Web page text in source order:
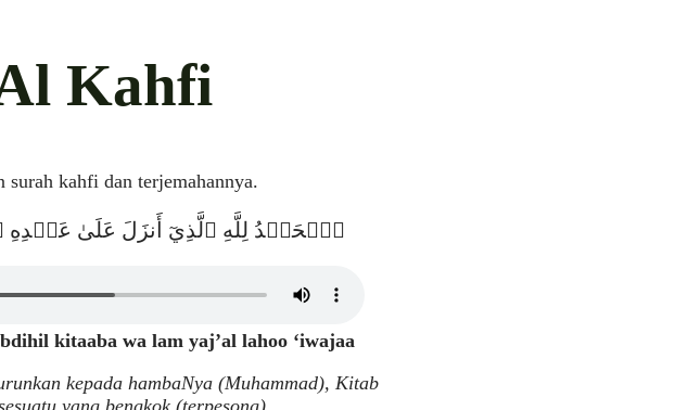
Kahfi
kahfi dan terjemahannya.
ٱلۡحَمۡدُ لِلَّهِ ٱلَّذِيٓ أَنزَلَ عَلَىٰ
kitaaba wa lam yaj’al lahoo ‘iwajaa
kepada hambaNya (Muhammad), Kitab